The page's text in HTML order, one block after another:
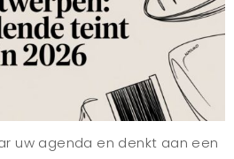
uw agenda en denkt aan een